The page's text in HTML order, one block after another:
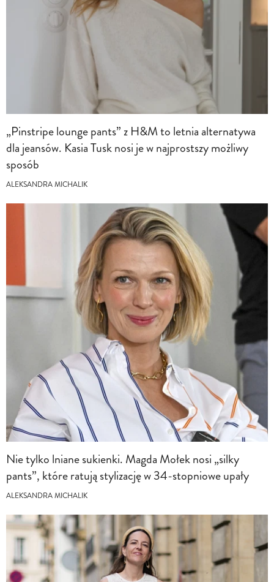
„Pinstripe lounge pants” z H&M to letnia alternatywa
dla jeansów. Kasia Tusk nosi je w najprostszy możliwy
sposób
ALEKSANDRA MICHALIK
Nie tylko lniane sukienki. Magda Mołek nosi „silky
pants”, które ratują stylizację w 34-stopniowe upały
ALEKSANDRA MICHALIK